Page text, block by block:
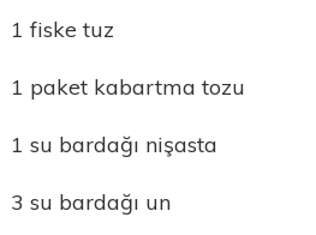
1 fiske tuz
1 paket kabartma tozu
1 su bardağı nişasta
3 su bardağı un